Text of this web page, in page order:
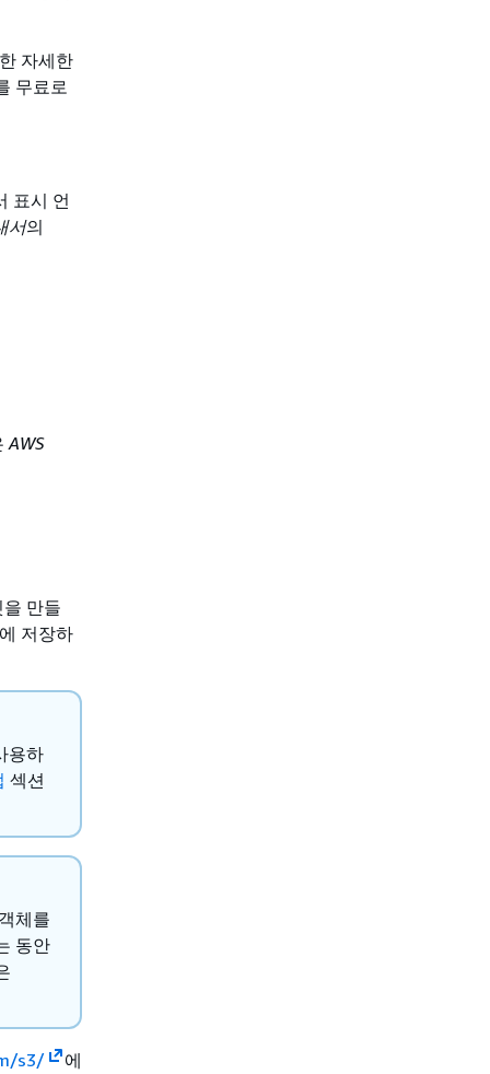
자세한
무료로
표시 언
서의
AWS
만들
저장하
용하
섹션
체를
동안
s3/
에